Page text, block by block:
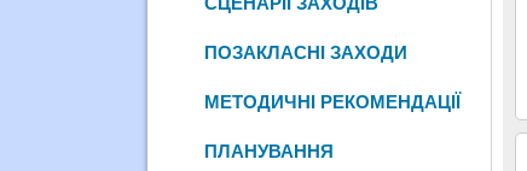
ПОЗАКЛАСНІ ЗАХОДИ
МЕТОДИЧНІ РЕКОМЕНДАЦІЇ
ПЛАНУВАННЯ